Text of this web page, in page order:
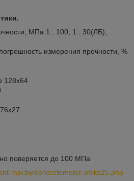
МПа 1...100, 1...30(ЛБ),
измерения прочности, %
128х64
поверяется до 100 МПа
mpi.by/concretemeter-oniks25.php